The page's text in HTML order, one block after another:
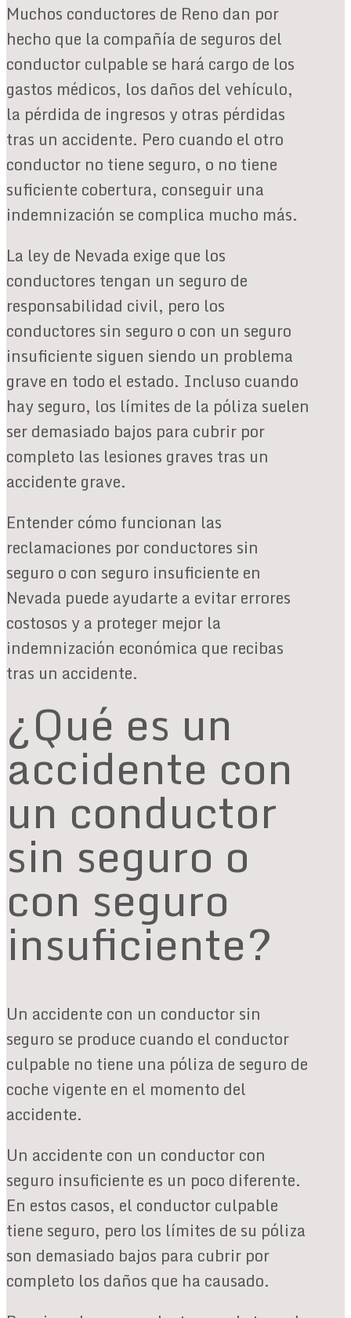
Muchos conductores de Reno dan por
hecho que la compañía de seguros del
conductor culpable se hará cargo de los
gastos médicos, los daños del vehículo,
la pérdida de ingresos y otras pérdidas
tras un accidente. Pero cuando el otro
conductor no tiene seguro, o no tiene
suficiente cobertura, conseguir una
indemnización se complica mucho más.
La ley de Nevada exige que los
conductores tengan un seguro de
responsabilidad civil, pero los
conductores sin seguro o con un seguro
insuficiente siguen siendo un problema
grave en todo el estado. Incluso cuando
hay seguro, los límites de la póliza suelen
ser demasiado bajos para cubrir por
completo las lesiones graves tras un
accidente grave.
Entender cómo funcionan las
reclamaciones por conductores sin
seguro o con seguro insuficiente en
Nevada puede ayudarte a evitar errores
costosos y a proteger mejor la
indemnización económica que recibas
tras un accidente.
¿Qué es un
accidente con
un conductor
sin seguro o
con seguro
insuficiente?
Un accidente con un conductor sin
seguro se produce cuando el conductor
culpable no tiene una póliza de seguro de
coche vigente en el momento del
accidente.
Un accidente con un conductor con
seguro insuficiente es un poco diferente.
En estos casos, el conductor culpable
tiene seguro, pero los límites de su póliza
son demasiado bajos para cubrir por
completo los daños que ha causado.